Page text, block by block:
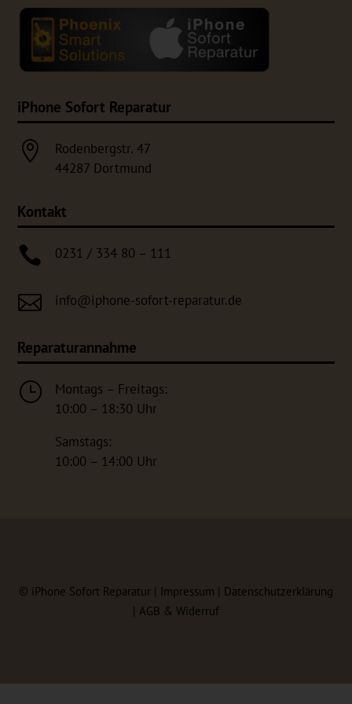
iPhone Sofort Reparatur

Rodenbergstr. 47
44287 Dortmund
Kontakt
 0231 / 334 80 – 111
 info@iphone-sofort-reparatur.de
Reparaturannahme
}
Montags – Freitags:
10:00 – 18:30 Uhr
Samstags:
10:00 – 14:00 Uhr
© iPhone Sofort Reparatur | Impressum | Datenschutzerklärung
| AGB & Widerruf